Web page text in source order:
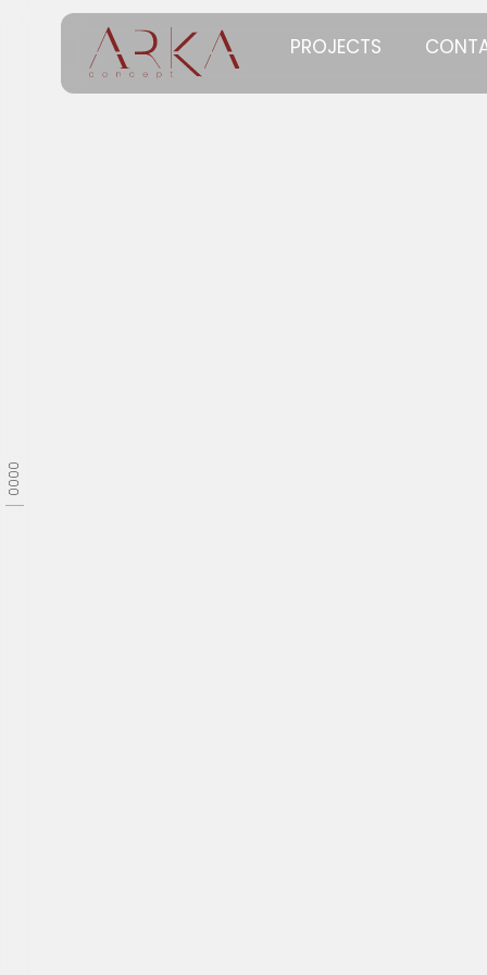
0000
PROJECTS